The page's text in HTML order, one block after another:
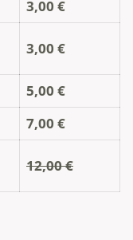
3,00 €
3,00 €
5,00 €
7,00 €
12,00 €